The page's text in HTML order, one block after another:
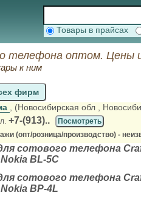
Товары в прайсах
телефона оптом. Цены
к ним
фирм
, (Новосибирская обл ,
+7-(913)..
Посмотреть
(опт/розница/производство) -
сотового телефона
BL-5C
сотового телефона
BP-4L